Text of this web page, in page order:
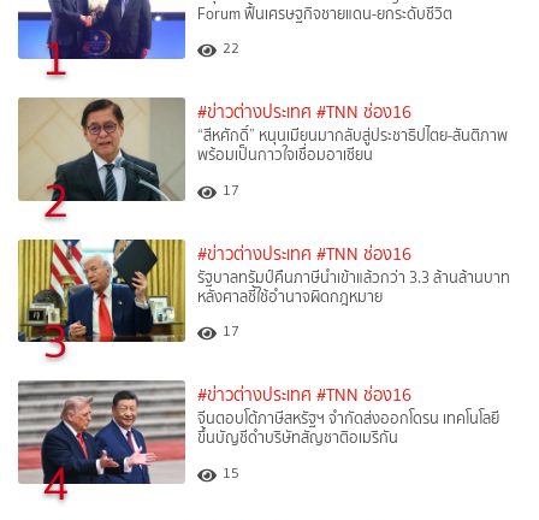
1
Forum ฟื้นเศรษฐกิจชายแดน-ยกระดับชีวิต
22
2
#ข่าวต่างประเทศ #TNN ช่อง16
“สีหศักดิ์”​ หนุนเมียนมากลับสู่ประชาธิปไตย-สันติภาพ
พร้อมเป็นกาวใจเชื่อมอาเซียน
17
3
#ข่าวต่างประเทศ #TNN ช่อง16
รัฐบาลทรัมป์คืนภาษีนำเข้าแล้วกว่า 3.3 ล้านล้านบาท
หลังศาลชี้ใช้อำนาจผิดกฎหมาย
17
4
#ข่าวต่างประเทศ #TNN ช่อง16
จีนตอบโต้ภาษีสหรัฐฯ จำกัดส่งออกโดรน เทคโนโลยี
ขึ้นบัญชีดำบริษัทสัญชาติอเมริกัน
15